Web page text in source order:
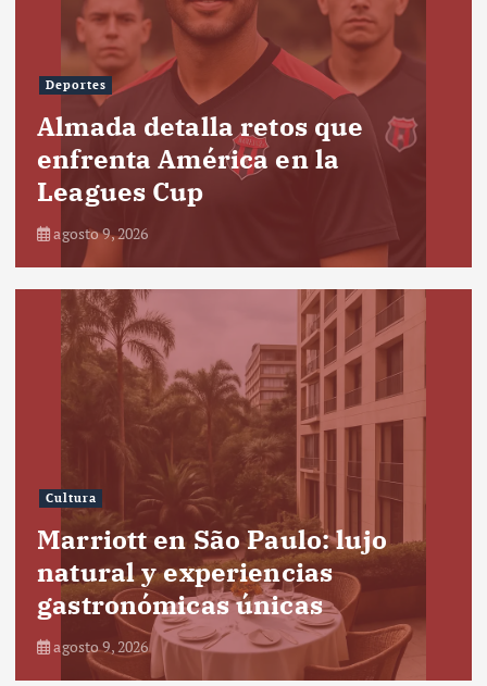
Deportes
Almada detalla retos que
enfrenta América en la
Leagues Cup
agosto 9, 2026
Cultura
Marriott en São Paulo: lujo
natural y experiencias
gastronómicas únicas
agosto 9, 2026